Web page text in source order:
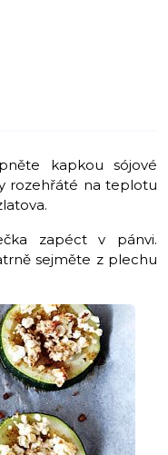
kapkou sójové
rozehřáté na teplotu
zapéct v pánvi.
sejměte z plechu